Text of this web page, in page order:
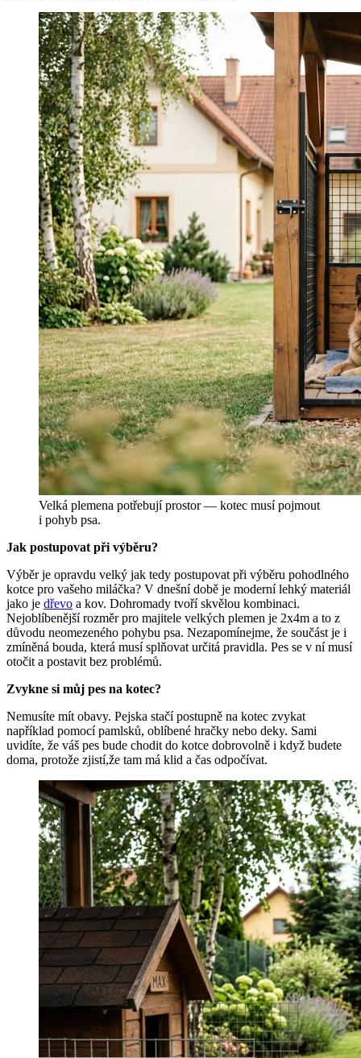
Velká plemena potřebují prostor — kotec musí pojmout
i pohyb psa.
Jak postupovat při výběru?
Výběr je opravdu velký jak tedy postupovat při výběru pohodlného
kotce pro vašeho miláčka? V dnešní době je moderní lehký materiál
jako je dřevo a kov. Dohromady tvoří skvělou kombinaci.
Nejoblíbenější rozměr pro majitele velkých plemen je 2x4m a to z
důvodu neomezeného pohybu psa. Nezapomínejme, že součást je i
zmíněná bouda, která musí splňovat určitá pravidla. Pes se v ní musí
otočit a postavit bez problémů.
Zvykne si můj pes na kotec?
Nemusíte mít obavy. Pejska stačí postupně na kotec zvykat
například pomocí pamlsků, oblíbené hračky nebo deky. Sami
uvidíte, že váš pes bude chodit do kotce dobrovolně i když budete
doma, protože zjistí,že tam má klid a čas odpočívat.